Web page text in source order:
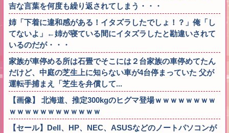
吉な言葉を何度も繰り返されてしまう・・・
姉「下着に違和感がある！イタズラしたでしょ！？」俺「し
てないよ」←姉が寝ている間にイタズラしたと勘違いされて
いるのだが・・・
家族が車停める所は石畳でそこには２台家族の車停めてたん
だけど、中庭の芝生上に知らない車が4台停まっていた 父が
運転手捕まえ「芝生を弁償して...
【画像】 北海道、推定300kgのヒグマ登場ｗｗｗｗｗｗｗｗ
ｗｗｗｗｗｗｗｗｗｗｗｗ
【セール】Dell、HP、NEC、ASUSなどのノートパソコンが